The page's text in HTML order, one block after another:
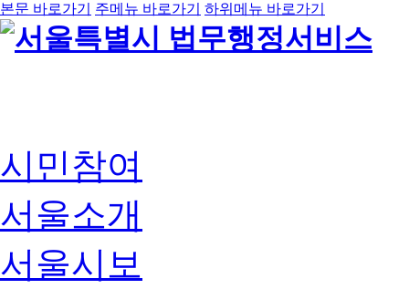
본문 바로가기 주메뉴 바로가기 하위메뉴 바로가기
시민참여
서울소개
서울시보